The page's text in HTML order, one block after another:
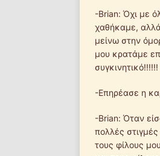
-Brian: Όχι με
χαθήκαμε,
μείνω στην
μου κρατάμε
συγκινητικό!!!!!!
-Επηρέασε η
-Brian: Όταν
πολλές
τους φίλους